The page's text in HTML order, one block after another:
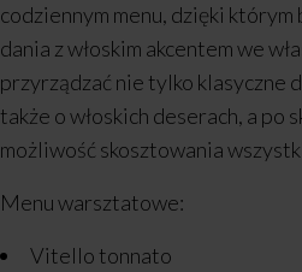
codziennym menu, dzięki którym
dania z włoskim akcentem we
przyrządzać nie tylko klasyczne
także o włoskich deserach, a po
możliwość skosztowania
Menu warsztatowe:
Vitello tonnato